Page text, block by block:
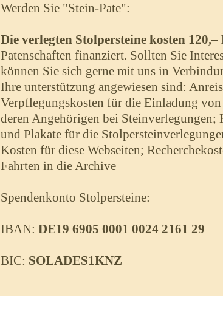
Werden Sie "Stein-Pate":
Die verlegten Stolpersteine kosten 120,–
Patenschaften finanziert. Sollten Sie
können Sie sich gerne mit uns in
Ihre unterstützung angewiesen sind:
Verpflegungskosten für die Einladung
deren Angehörigen bei
und Plakate für die
Kosten für diese Webseiten;
Fahrten in die Archive
Spendenkonto Stolpersteine:
IBAN: DE19 6905 0001 0024 2161 29
BIC: SOLADES1KNZ